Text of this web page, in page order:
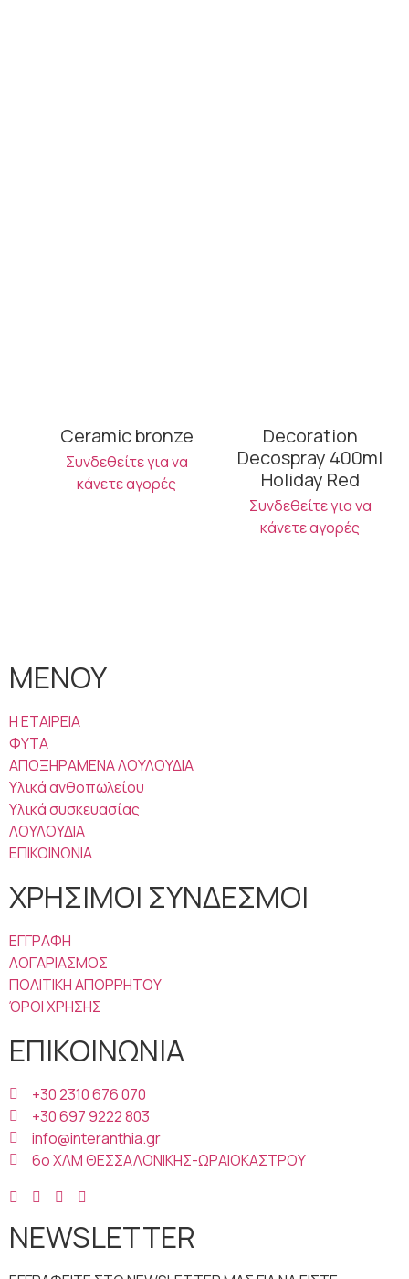
Ceramic bronze
Συνδεθείτε για να
κάνετε αγορές
Decoration
Decospray 400ml
Holiday Red
Συνδεθείτε για να
κάνετε αγορές
ΜΕΝΟΥ
Η ΕΤΑΙΡΕΙΑ
ΦΥΤΑ
ΑΠΟΞΗΡΑΜΕΝΑ ΛΟΥΛΟΥΔΙΑ
Υλικά ανθοπωλείου
Υλικά συσκευασίας
ΛΟΥΛΟΥΔΙΑ
ΕΠΙΚΟΙΝΩΝΙΑ
ΧΡΗΣΙΜΟΙ ΣΥΝΔΕΣΜΟΙ
ΕΓΓΡΑΦΗ
ΛΟΓΑΡΙΑΣΜΟΣ
ΠΟΛΙΤΙΚΗ ΑΠΟΡΡΗΤΟΥ
ΌΡΟΙ ΧΡΗΣΗΣ
ΕΠΙΚΟΙΝΩΝΙΑ
+30 2310 676 070
+30 697 9222 803
info@interanthia.gr
6ο ΧΛΜ ΘΕΣΣΑΛΟΝΙΚΗΣ-ΩΡΑΙΟΚΑΣΤΡΟΥ
NEWSLETTER